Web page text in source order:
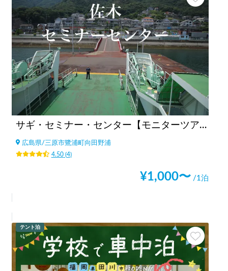
サギ・セミナー・センター【モニターツアー2021年1月終了】
広島県/三原市鷺浦町向田野浦
4.50(4)
¥1,000〜 /1泊
テント泊